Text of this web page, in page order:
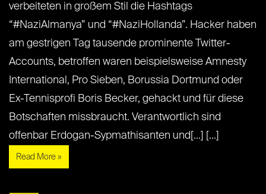
verbeiteten in großem Stil die Hashtags
“#NaziAlmanya” und “#NaziHollanda”. Hacker haben
am gestrigen Tag tausende prominente Twitter-
Accounts, betroffen waren beispielsweise Amnesty
International, Pro Sieben, Borussia Dortmund oder
Ex-Tennisprofi Boris Becker, gehackt und für diese
Botschaften missbraucht. Verantwortlich sind
offenbar Erdogan-Sypmathisanten und[...] [...]
Read More »